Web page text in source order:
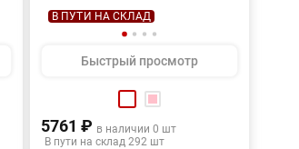
В ПУТИ НА СКЛАД
Быстрый просмотр
5761 ₽ в наличии 0 шт
В пути на склад 292 шт